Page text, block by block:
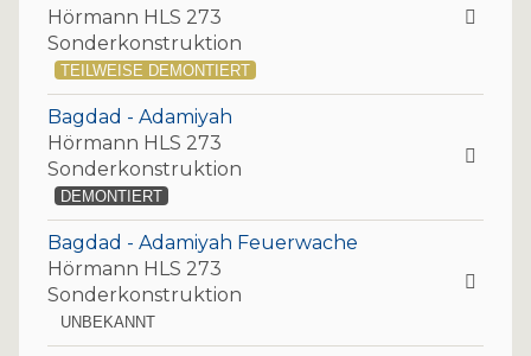
Hörmann HLS 273
Sonderkonstruktion
TEILWEISE DEMONTIERT
Bagdad - Adamiyah
Hörmann HLS 273
Sonderkonstruktion
DEMONTIERT
Bagdad - Adamiyah Feuerwache
Hörmann HLS 273
Sonderkonstruktion
UNBEKANNT